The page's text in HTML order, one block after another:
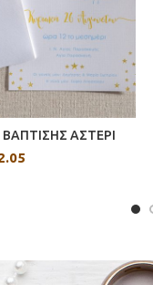
ΑΣΤΕΡΙ